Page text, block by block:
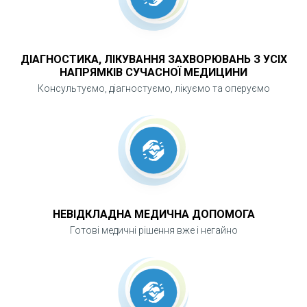
уникнути ускладнень і провести видалення
максимально безпечно.
ДІАГНОСТИКА, ЛІКУВАННЯ ЗАХВОРЮВАНЬ З УСІХ
НАПРЯМКІВ СУЧАСНОЇ МЕДИЦИНИ
Консультуємо, діагностуємо, лікуємо та оперуємо
НЕВІДКЛАДНА МЕДИЧНА ДОПОМОГА
Готові медичні рішення вже і негайно